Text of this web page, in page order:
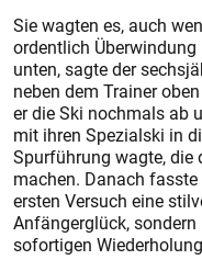
Sie wagten es, auch
ordentlich
unten, sagte der
neben dem Trainer
er die Ski nochmals ab
mit ihren Spezialski in
Spurführung wagte,
machen. Danach
ersten Versuch eine
Anfängerglück,
sofortigen